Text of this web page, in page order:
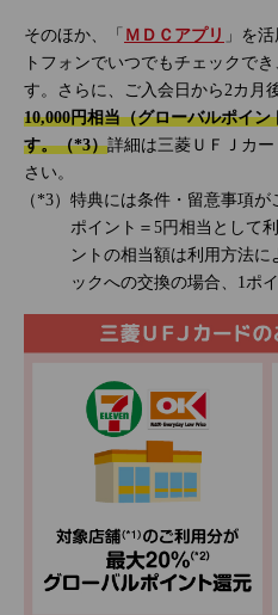
そのほか、「 ＭＤＣアプリ 」を
トフォンでいつでもチェックで
す。さらに、ご入会日から2カ月
10,000円相当（グローバルポイ
す。（*3）詳細は三菱ＵＦＪカ
さい。
特典には条件・留意事項が
ポイント＝5円相当として
ントの相当額は利用方法
ックへの交換の場合、1ポ